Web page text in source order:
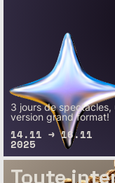
3 jours de
version grand format!
14.11 → 16.11
2025
Toute
– Bientôt complet